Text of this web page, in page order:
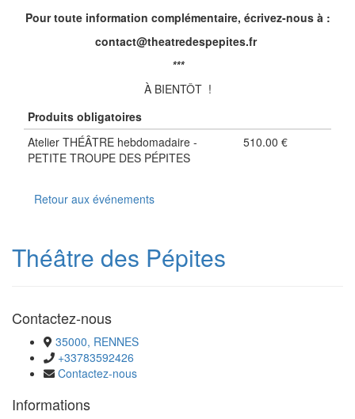
Pour toute information complémentaire, écrivez-nous à :
contact@theatredespepites.fr
***
À BIENTÔT !
Produits obligatoires
Atelier THÉÂTRE hebdomadaire -
PETITE TROUPE DES PÉPITES
510.00 €
Retour aux événements
Théâtre des Pépites
Contactez-nous
35000, RENNES
+33783592426
Contactez-nous
Informations